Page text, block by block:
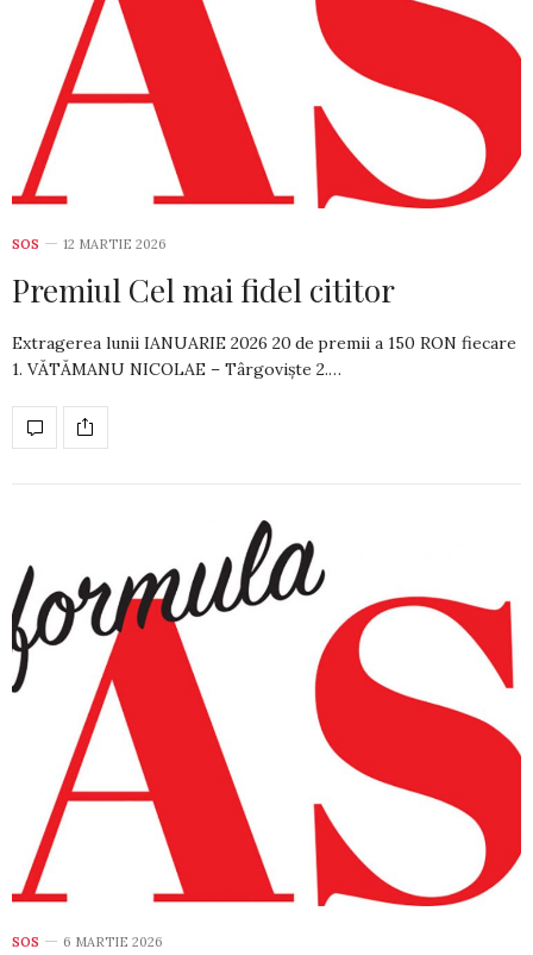
SOS 12 MARTIE 2026
Premiul Cel mai fidel cititor
Extragerea lunii IANUARIE 2026 20 de premii a 150 RON fiecare
1. VĂTĂMANU NICOLAE – Târgoviște 2.…
SOS 6 MARTIE 2026